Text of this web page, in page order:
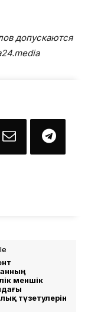
допускаются
меншік
түзетулерін